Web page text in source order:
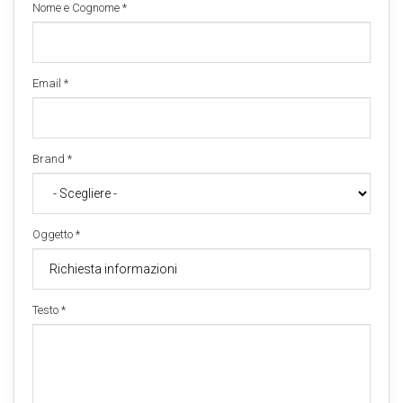
Nome e Cognome *
Email *
Brand *
Oggetto *
Testo *